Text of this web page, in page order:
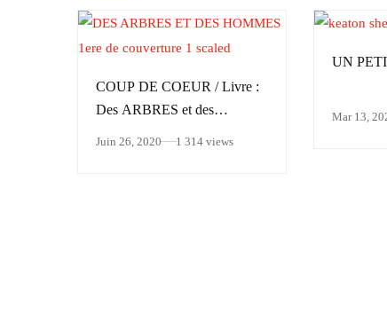
COUP DE COEUR / Livre :
Des ARBRES et des
Juin 26, 2020 1 314 views
UN
Mar 13,